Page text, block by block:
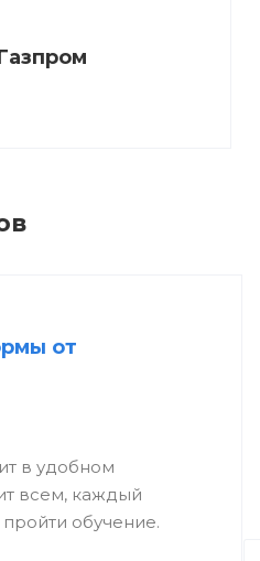
от
в удобном
всем, каждый
обучение.